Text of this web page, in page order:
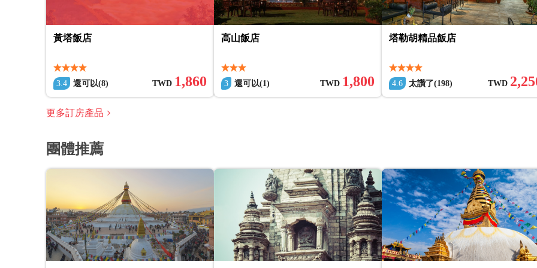
黃塔飯店
3.4 還可以(8) TWD 1,860
高山飯店
3 還可以(1) TWD 1,800
塔勒胡精品飯店
4.6 太讚了(198) TWD
更多訂房產品
團體推薦